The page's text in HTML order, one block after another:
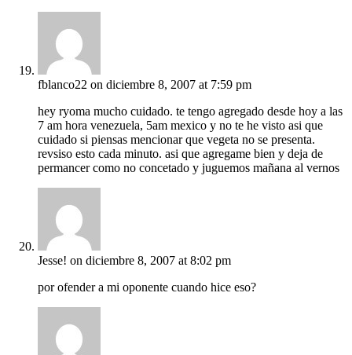
fblanco22 on diciembre 8, 2007 at 7:59 pm
hey ryoma mucho cuidado. te tengo agregado desde hoy a las
7 am hora venezuela, 5am mexico y no te he visto asi que
cuidado si piensas mencionar que vegeta no se presenta.
revsiso esto cada minuto. asi que agregame bien y deja de
permancer como no concetado y juguemos mañana al vernos
Jesse! on diciembre 8, 2007 at 8:02 pm
por ofender a mi oponente cuando hice eso?